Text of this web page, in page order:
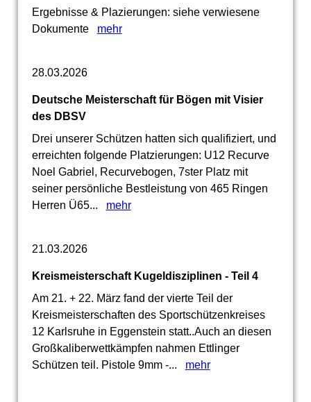
Ergebnisse & Plazierungen: siehe verwiesene
Dokumente mehr
28.03.2026
Deutsche Meisterschaft für Bögen mit Visier
des DBSV
Drei unserer Schützen hatten sich qualifiziert, und
erreichten folgende Platzierungen: U12 Recurve
Noel Gabriel, Recurvebogen, 7ster Platz mit
seiner persönliche Bestleistung von 465 Ringen
Herren Ü65... mehr
21.03.2026
Kreismeisterschaft Kugeldisziplinen - Teil 4
Am 21. + 22. März fand der vierte Teil der
Kreismeisterschaften des Sportschützenkreises
12 Karlsruhe in Eggenstein statt..Auch an diesen
Großkaliberwettkämpfen nahmen Ettlinger
Schützen teil. Pistole 9mm -... mehr